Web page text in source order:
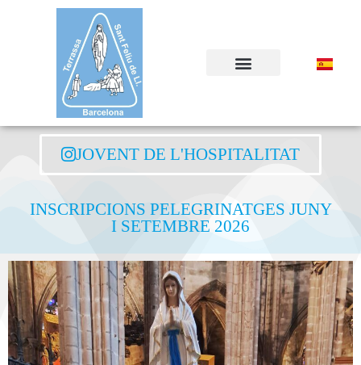
JOVENT DE L'HOSPITALITAT
INSCRIPCIONS PELEGRINATGES JUNY
I SETEMBRE 2026